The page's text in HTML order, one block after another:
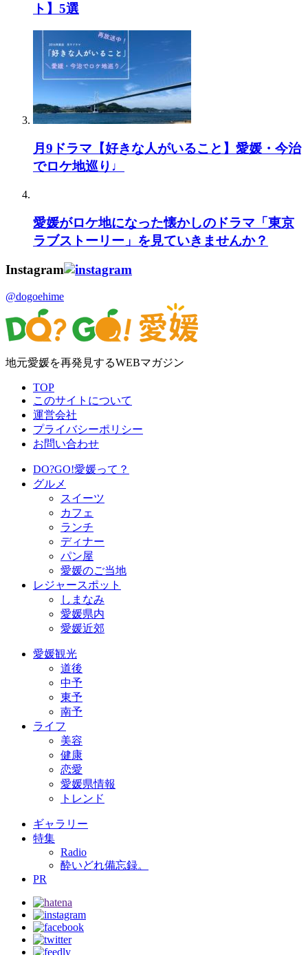
ト】5選
月9ドラマ【好きな人がいること】愛媛・今治
でロケ地巡り♩
愛媛がロケ地になった懐かしのドラマ「東京
ラブストーリー」を見ていきませんか？
Instagram
@dogoehime
地元愛媛を再発見するWEBマガジン
TOP
このサイトについて
運営会社
プライバシーポリシー
お問い合わせ
DO?GO!愛媛って？
グルメ
スイーツ
カフェ
ランチ
ディナー
パン屋
愛媛のご当地
レジャースポット
しまなみ
愛媛県内
愛媛近郊
愛媛観光
道後
中予
東予
南予
ライフ
美容
健康
恋愛
愛媛県情報
トレンド
ギャラリー
特集
Radio
酔いどれ備忘録。
PR